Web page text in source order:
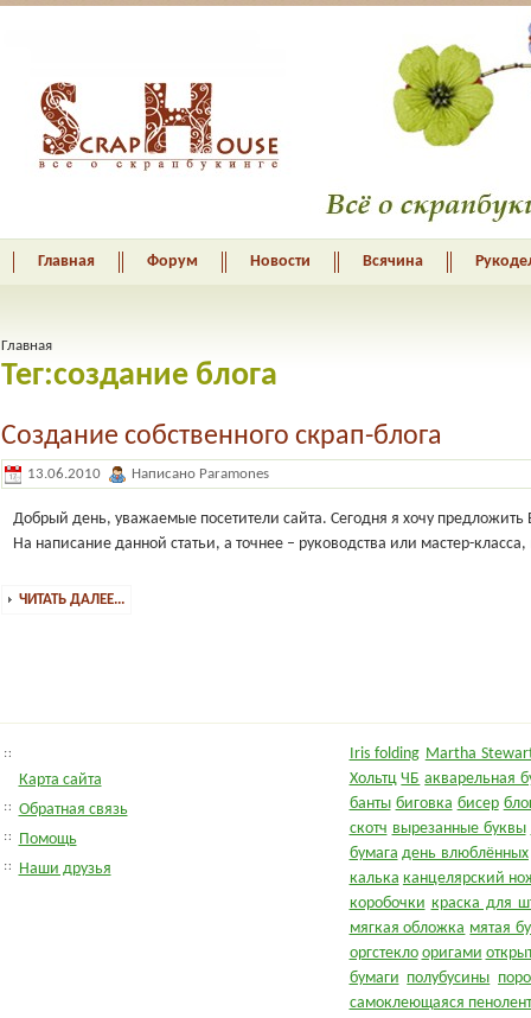
Главная Форум Новости Всячина
Главная
Тег:создание блога
Создание собственного скрап-блога
13.06.2010 Написано Paramones
Добрый день, уважаемые посетители сайта. Сегодня я хочу
На написание данной статьи, а точнее – руководства или мастер-
ЧИТАТЬ ДАЛЕЕ...
Карта сайта
Обратная связь
Помощь
Наши друзья
Iris folding Martha
Хольтц ЧБ акварельная
банты биговка бисер
скотч вырезанные буквы
бумага день влюблённых
калька канцелярский
коробочки краска для
мягкая обложка мятая
оргстекло оригами
бумаги полубусины
самоклеющаяся